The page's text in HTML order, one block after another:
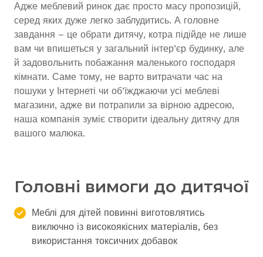
Адже меблевий ринок дає просто масу пропозицій,
серед яких дуже легко заблудитись. А головне
завдання – це обрати дитячу, котра підійде не лише
вам чи впишеться у загальний інтер’єр будинку, але
й задовольнить побажання маленького господаря
кімнати. Саме тому, не варто витрачати час на
пошуки у Інтернеті чи об’їжджаючи усі меблеві
магазини, адже ви потрапили за вірною адресою,
наша компанія зуміє створити ідеальну дитячу для
вашого малюка.
Головні вимоги до дитячої
Меблі для дітей повинні виготовлятись
виключно із високоякісних матеріалів, без
використання токсичних добавок